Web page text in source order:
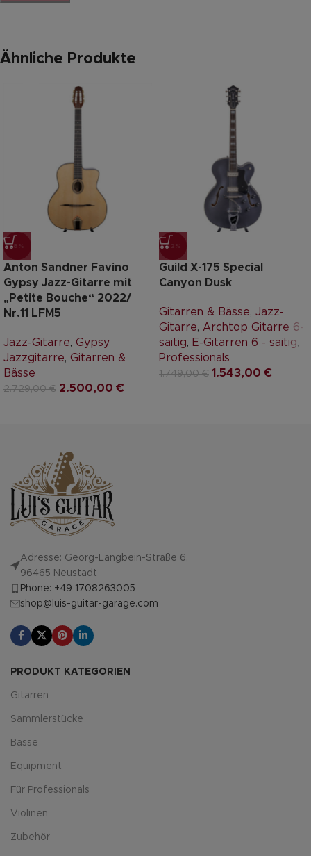
Ähnliche Produkte
-8%
Anton Sandner Favino
Gypsy Jazz-Gitarre mit
„Petite Bouche“ 2022/
Nr.11 LFM5
Jazz-Gitarre, Gypsy
Jazzgitarre, Gitarren &
Bässe
2.729,00€ 2.500,00 €
-12%
Guild X-175 Special
Canyon Dusk
Gitarren & Bässe, Jazz-
Gitarre, Archtop Gitarre 6-
saitig, E-Gitarren 6 - saitig,
Professionals
1.749,00€ 1.543,00 €
Adresse: Georg-Langbein-Straße 6,
96465 Neustadt
Phone: +49 1708263005
shop@luis-guitar-garage.com
PRODUKT KATEGORIEN
Gitarren
Sammlerstücke
Bässe
Equipment
Für Professionals
Violinen
Zubehör